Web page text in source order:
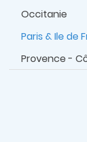
Occitanie
Paris & Ile de
Provence -